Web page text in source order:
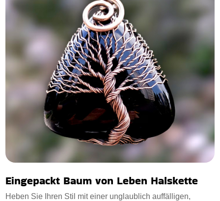
Eingepackt Baum von Leben Halskette
Heben Sie Ihren Stil mit einer unglaublich auffälligen,